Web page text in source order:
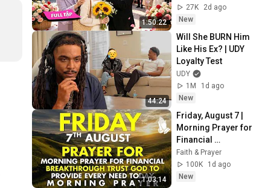
1:50:22
Tài Tỷ Phú Giàu
Nhất Thành Phố!✨
27K
2d ago
New
44:24
Will She BURN Him
Like His Ex? | UDY
Loyalty Test
UDY
1M
1d ago
New
1:03:14
Friday, August 7 |
Morning Prayer for
Financial
Breakthrough |
Trust God to
Provide Every Need
Faith & Prayer
100K
1d ago
New